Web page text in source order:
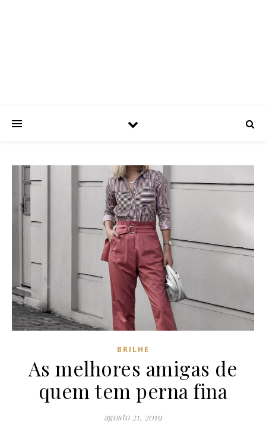
BRILHE
As melhores amigas de
quem tem perna fina
agosto 21, 2019